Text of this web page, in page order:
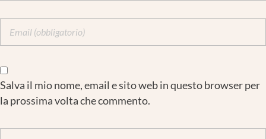
Salva il mio nome, email e sito web in questo browser per
la prossima volta che commento.